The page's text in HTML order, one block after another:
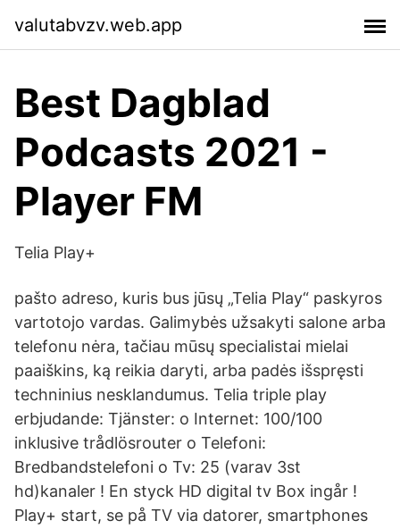
valutabvzv.web.app
Best Dagblad
Podcasts 2021 -
Player FM
Telia Play+
pašto adreso, kuris bus jūsų „Telia Play“ paskyros
vartotojo vardas. Galimybės užsakyti salone arba
telefonu nėra, tačiau mūsų specialistai mielai
paaiškins, ką reikia daryti, arba padės išspręsti
techninius nesklandumus. Telia triple play
erbjudande: Tjänster: o Internet: 100/100
inklusive trådlösrouter o Telefoni:
Bredbandstelefoni o Tv: 25 (varav 3st
hd)kanaler ! En styck HD digital tv Box ingår !
Play+ start, se på TV via datorer, smartphones